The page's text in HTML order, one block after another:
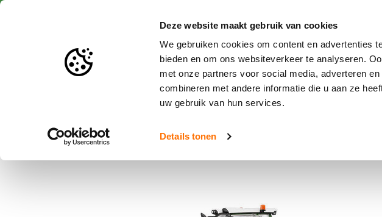
Deze website maakt gebruik van cookies
We gebruiken cookies om content en advertenties
bieden en om ons websiteverkeer te analyseren.
met onze partners voor social media, adverteren
combineren met andere informatie die u aan ze
uw gebruik van hun services.
Details tonen
Speelgoed en miniaturen Bruder SIKU